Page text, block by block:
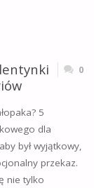
0
5
dla
był wyjątkowy,
przekaz.
nie tylko